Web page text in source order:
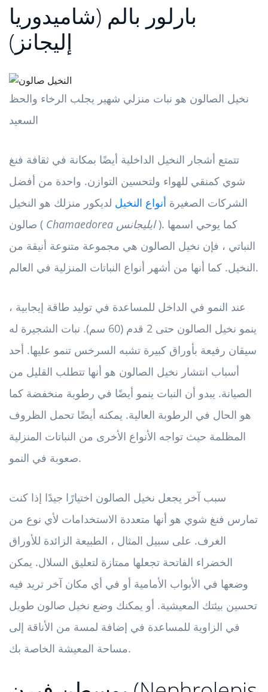
بارلور بالم (شاميدوريا
إليجانز)
نخيل الصالون هو نبات منزلي شهير يجلب الرخاء والحظ
السعيد
تتمتع أشجار النخيل الداخلية أيضًا بمكانة في ثقافة فنغ
شوي كمنقي للهواء ولتحسين التوازن. واحدة من أفضل
الشركات الصغيرة أنواع النخيل لديكور منزلك هو النخيل
صالون (
Chamaedorea ايليجانس). كما يوحي اسمها
النباتي ، فإن نخيل الصالون هي مجموعة متنوعة أنيقة من
النخيل. كما أنها من أشهر أنواع النباتات المنزلية في العالم.
عند النمو في الداخل للمساعدة في توليد طاقة إيجابية ،
ينمو نخيل الصالون حتى 2 قدم (60 سم). نبات الشجيرة له
سيقان رفيعة بأوراق كبيرة تشبه السرخس تنمو عليها. أحد
أسباب انتشار نخيل الصالون هو أنها تتطلب القليل من
الصيانة. يبدو أن النبات ينمو أيضًا في رطوبة منخفضة كما
هو الحال في الرطوبة العالية. يمكنه أيضًا تحمل الظروف
المظلمة حيث تواجه الأنواع الأخرى من النباتات المنزلية
صعوبة في النمو.
سبب آخر يجعل نخيل الصالون اختيارًا جيدًا إذا كنت
تمارس فنغ شوي هو أنها متعددة الاستخدامات لأي نوع من
الغرف. على سبيل المثال ، الطبيعة الزائدة للأوراق
الخضراء الفاتحة تجعلها ممتازة لتعليق السلال. يمكن
وضعها في الأبواب الأمامية أو في أي مكان آخر تريد فيه
تحسين بيئتك المعيشية. أو يمكنك وضع نخيل صالون طويل
في الزاوية للمساعدة في إضافة لمسة من الأناقة إلى
مساحة المعيشة الخاصة بك.